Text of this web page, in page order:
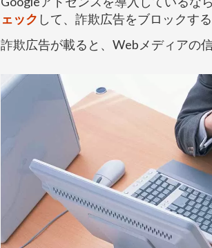
ェック して、詐欺広告をブロックす
詐欺広告が載ると、Webメディアの